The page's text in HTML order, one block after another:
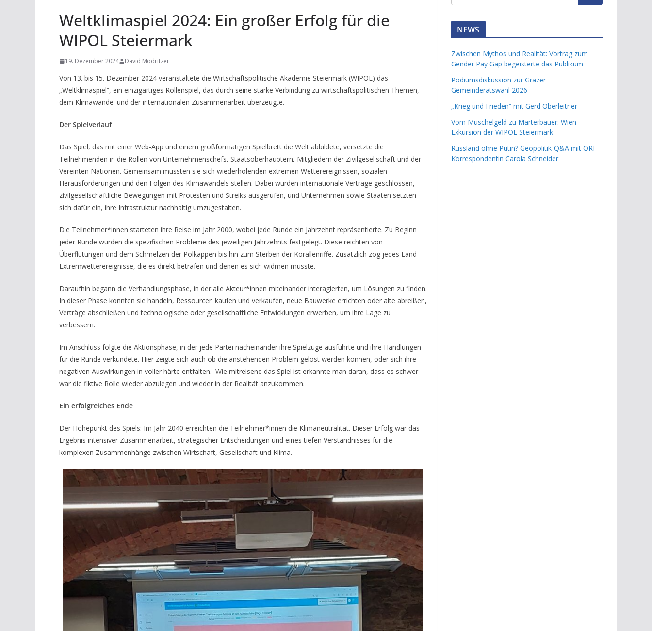
Weltklimaspiel 2024: Ein großer Erfolg für die
WIPOL Steiermark
19. Dezember 2024 David Mödritzer
Von 13. bis 15. Dezember 2024 veranstaltete die Wirtschaftspolitische Akademie Steiermark (WIPOL) das
„Weltklimaspiel“, ein einzigartiges Rollenspiel, das durch seine starke Verbindung zu wirtschaftspolitischen Themen,
dem Klimawandel und der internationalen Zusammenarbeit überzeugte.
Der Spielverlauf
Das Spiel, das mit einer Web-App und einem großformatigen Spielbrett die Welt abbildete, versetzte die
Teilnehmenden in die Rollen von Unternehmenschefs, Staatsoberhäuptern, Mitgliedern der Zivilgesellschaft und der
Vereinten Nationen. Gemeinsam mussten sie sich wiederholenden extremen Wetterereignissen, sozialen
Herausforderungen und den Folgen des Klimawandels stellen. Dabei wurden internationale Verträge geschlossen,
zivilgesellschaftliche Bewegungen mit Protesten und Streiks ausgerufen, und Unternehmen sowie Staaten setzten
sich dafür ein, ihre Infrastruktur nachhaltig umzugestalten.
Die Teilnehmer*innen starteten ihre Reise im Jahr 2000, wobei jede Runde ein Jahrzehnt repräsentierte. Zu Beginn
jeder Runde wurden die spezifischen Probleme des jeweiligen Jahrzehnts festgelegt. Diese reichten von
Überflutungen und dem Schmelzen der Polkappen bis hin zum Sterben der Korallenriffe. Zusätzlich zog jedes Land
Extremwetterereignisse, die es direkt betrafen und denen es sich widmen musste.
Daraufhin begann die Verhandlungsphase, in der alle Akteur*innen miteinander interagierten, um Lösungen zu finden.
In dieser Phase konnten sie handeln, Ressourcen kaufen und verkaufen, neue Bauwerke errichten oder alte abreißen,
Verträge abschließen und technologische oder gesellschaftliche Entwicklungen erwerben, um ihre Lage zu
verbessern.
Im Anschluss folgte die Aktionsphase, in der jede Partei nacheinander ihre Spielzüge ausführte und ihre Handlungen
für die Runde verkündete. Hier zeigte sich auch ob die anstehenden Problem gelöst werden können, oder sich ihre
negativen Auswirkungen in voller härte entfalten. Wie mitreisend das Spiel ist erkannte man daran, dass es schwer
war die fiktive Rolle wieder abzulegen und wieder in der Realität anzukommen.
Ein erfolgreiches Ende
Der Höhepunkt des Spiels: Im Jahr 2040 erreichten die Teilnehmer*innen die Klimaneutralität. Dieser Erfolg war das
Ergebnis intensiver Zusammenarbeit, strategischer Entscheidungen und eines tiefen Verständnisses für die
komplexen Zusammenhänge zwischen Wirtschaft, Gesellschaft und Klima.
NEWS
Zwischen Mythos und Realität: Vortrag zum
Gender Pay Gap begeisterte das Publikum
Podiumsdiskussion zur Grazer
Gemeinderatswahl 2026
„Krieg und Frieden“ mit Gerd Oberleitner
Vom Muschelgeld zu Marterbauer: Wien-
Exkursion der WIPOL Steiermark
Russland ohne Putin? Geopolitik-Q&A mit ORF-
Korrespondentin Carola Schneider